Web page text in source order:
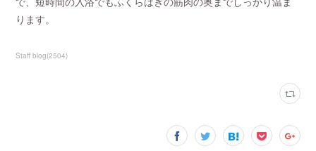
ります。
Staff blog(2504)